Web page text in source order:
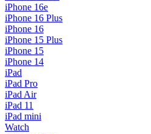
iPhone 16e
iPhone 16 Plus
iPhone 16
iPhone 15 Plus
iPhone 15
iPhone 14
iPad
iPad Pro
iPad Air
iPad 11
iPad mini
Watch